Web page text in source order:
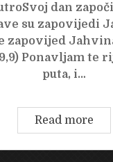
dan
su zapovijedi
zapovijed
Ponavljam te
puta, i…
Read more
28.